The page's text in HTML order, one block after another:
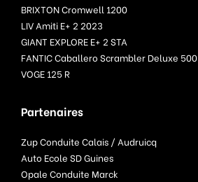
BRIXTON Cromwell 1200
LIV Amiti E+ 2 2023
GIANT EXPLORE E+ 2 STA
FANTIC Caballero Scrambler Deluxe 500
VOGE 125 R
Partenaires
Zup Conduite Calais / Audruicq
Auto Ecole SD Guines
Opale Conduite Marck